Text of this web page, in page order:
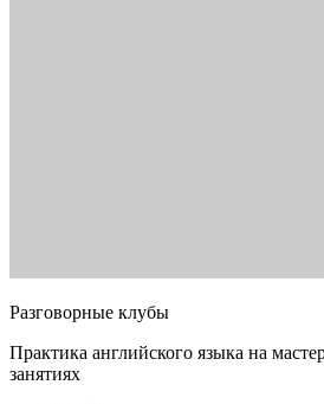
Разговорные клубы
Практика английского языка на
занятиях